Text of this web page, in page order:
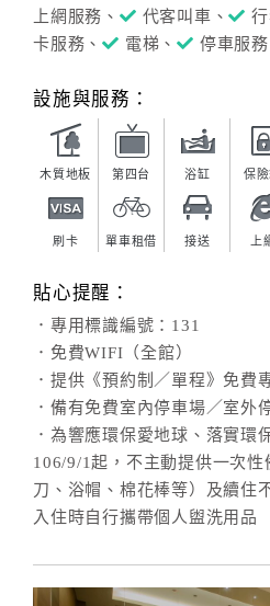
上網服務、
代客叫車、
卡服務、
電梯、 停車服務
設施與服務：
木質地板 第四台 浴缸 保
刷卡 單車租借 接送 上
貼心提醒：
．專用標識編號：131
．免費WIFI（全館）
．提供《預約制／單程》免費
．備有免費室內停車場／室外
．為響應環保愛地球、落實環
106/9/1起，不主動提供一次
刀、浴帽、棉花棒等）及續住
入住時自行攜帶個人盥洗用品